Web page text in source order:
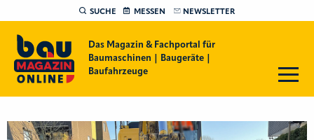
SUCHE MESSEN NEWSLETTER
Das Magazin & Fachportal für
Baumaschinen | Baugeräte |
Baufahrzeuge